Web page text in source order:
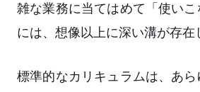
雑な業務に当てはめて「使い
には、想像以上に深い溝が存在
標準的なカリキュラムは、あ